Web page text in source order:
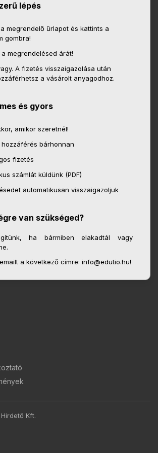
lépés
megrendelő űrlapot és kattints a
gombra!
a megrendelésed árát!
A fizetés visszaigazolása után
a vásárolt anyagodhoz.
és gyors
amikor szeretnél!
hozzáférés bárhonnan
fizetés
számlát küldünk (PDF)
automatikusan visszaigazoljuk
van szükséged?
ha bármiben elakadtál vagy
a következő címre: info@edutio.hu!
Kft.